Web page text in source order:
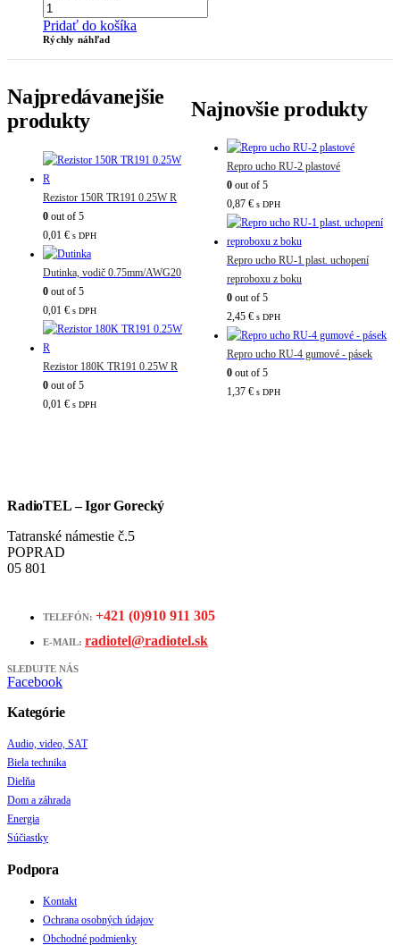
Pridať do košíka
Rýchly náhľad
Najpredávanejšie
produkty
Rezistor 150R TR191 0.25W R
0 out of 5
0,01 € s DPH
Dutinka, vodič 0.75mm/AWG20
0 out of 5
0,01 € s DPH
Rezistor 180K TR191 0.25W R
0 out of 5
0,01 € s DPH
Najnovšie produkty
Repro ucho RU-2 plastové
0out of 5
0,87 € s DPH
Repro ucho RU-1 plast. uchopení
reproboxu z boku
0out of 5
2,45 € s DPH
Repro ucho RU-4 gumové - pásek
0out of 5
1,37 € s DPH
RadioTEL – Igor Gorecký
Tatranské námestie č.5
POPRAD
05 801
TELEFÓN: +421 (0)910 911 305
E-MAIL: radiotel@radiotel.sk
SLEDUJTE NÁS
Facebook
Kategórie
Audio, video, SAT
Biela technika
Dielňa
Dom a záhrada
Energia
Súčiastky
Podpora
Kontakt
Ochrana osobných údajov
Obchodné podmienky